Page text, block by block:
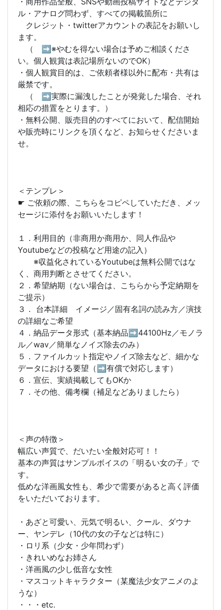
ル・アナログ問わず、すべての掲載箇所に
クレジット・twitterアカウントの表記をお願いし
ます。
（ ➡※やむを得ない場合は予めご相談くださ
い。個人観賞は表記場所ないのでOK）
・個人観賞目的は、ご依頼者様以外に配布・共有は
厳禁です。
（ ➡実際に漏洩したことが発覚した場合、それ
相応の措置をとります。）
・無料公開、販売目的のすべてにおいて、配信開始
や販売時にリンクを頂くなど、お知らせくださいま
せ。
＜テンプレ＞
☛ ご依頼の際、こちらをコピペしていただき、メッ
セージに添付をお願いいたします！
１．利用目的（非商用か商用か、同人作品や
Youtubeなどの投稿など用途の記入）
※収益化されているYoutubeは無料公開ではな
く、商用判断とさせてください。
２．希望納期（ない場合は、こちらから予定納期を
ご提示）
３． 台本詳細 イメージ／固有名詞の読み方／演技
の詳細なご希望
４．納品データ形式（基本納品➡44100Hz／モノラ
ル／wav／簡単なノイズ除去のみ）
５．ファイルカット指定やノイズ除去など、細かな
データにおける要望（➡有償で対応します）
６．宣伝、実績掲載してもOKか
７．その他、備考欄（補足などありましたら）
＜声の特徴＞
幅広い声質で、だいたい全般対応可！！
基本の声質はサンプルボイスの「明るい女の子」で
す。
低めな洋画風女性も、希少で需要があると高く評価
をいただいております。
・あざと可愛い、元気で明るい、クール、ダウナ
ー、ヤンデレ（10代の女の子などは特に）
・ロリ系（少女・少年問わず）
・きれいめなお姉さん
・洋画風の少し低音な女性
・マスコットキャラクター（某魔法少女アニメのよ
うな）
・・・etc.